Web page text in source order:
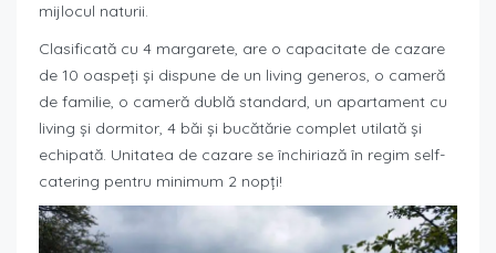
mijlocul naturii.
Clasificată cu 4 margarete, are o capacitate de cazare
de 10 oaspeți și dispune de un living generos, o cameră
de familie, o cameră dublă standard, un apartament cu
living și dormitor, 4 băi și bucătărie complet utilată și
echipată. Unitatea de cazare se închiriază în regim self-
catering pentru minimum 2 nopţi!